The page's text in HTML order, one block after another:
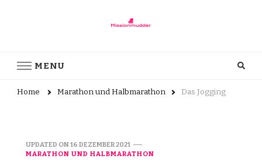
MENU
Home Marathon und Halbmarathon Das Jogging
UPDATED ON16 DEZEMBER 2021
MARATHON UND HALBMARATHON